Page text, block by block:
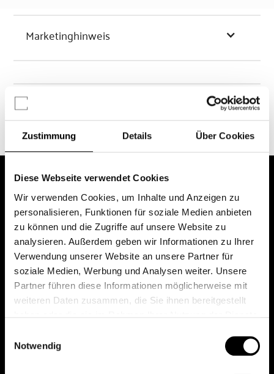
Zustimmung Details Über Cookies
Diese Webseite verwendet Cookies
Wir verwenden Cookies, um Inhalte und Anzeigen zu
personalisieren, Funktionen für soziale Medien anbieten
zu können und die Zugriffe auf unsere Website zu
analysieren. Außerdem geben wir Informationen zu Ihrer
Verwendung unserer Website an unsere Partner für
soziale Medien, Werbung und Analysen weiter. Unsere
Partner führen diese Informationen möglicherweise mit
weiteren Daten zusammen, die Sie ihnen bereitgestellt
Notwendig
Marketinghinweis
Chancen & Risiken
Das erste Depot in Österreich mit 0€ Kontoführung,
0€ Ausgabeaufschlag und 0€ Depotgebühren bei
knapp 2000 Fonds und 0€ Orderspesen.